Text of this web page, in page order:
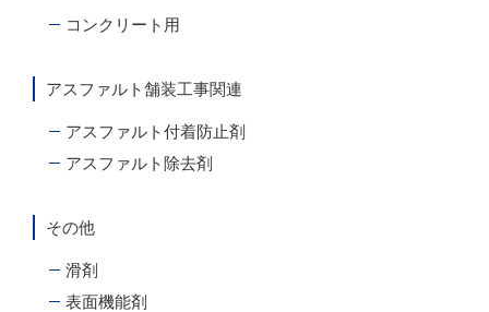
コンクリート用
アスファルト舗装工事関連
アスファルト付着防止剤
アスファルト除去剤
その他
滑剤
表面機能剤